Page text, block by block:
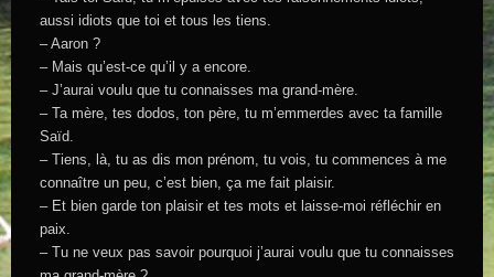
aussi idiots que toi et tous les tiens.
– Aaron ?
– Mais qu’est-ce qu’il y a encore.
– J’aurai voulu que tu connaisses ma grand-mère.
– Ta mère, tes dodos, ton père, tu m’emmerdes avec ta famille
Saïd.
– Tiens, là, tu as dis mon prénom, tu vois, tu commences à me
connaître un peu, c’est bien, ça me fait plaisir.
– Et bien garde ton plaisir et tes mots et laisse-moi réfléchir en
paix.
– Tu ne veux pas savoir pourquoi j’aurai voulu que tu connaisses